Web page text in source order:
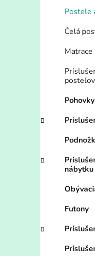
Postele
Čelá
Matrace
Pohovky
nábytku
Futony